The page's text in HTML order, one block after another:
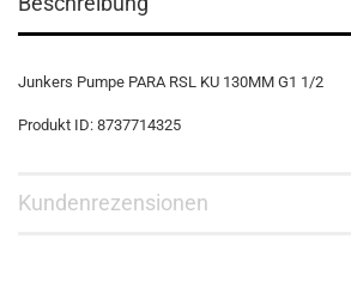
Junkers Pumpe PARA RSL KU 130MM G1 1/2
Produkt ID: 8737714325
Kundenrezensionen